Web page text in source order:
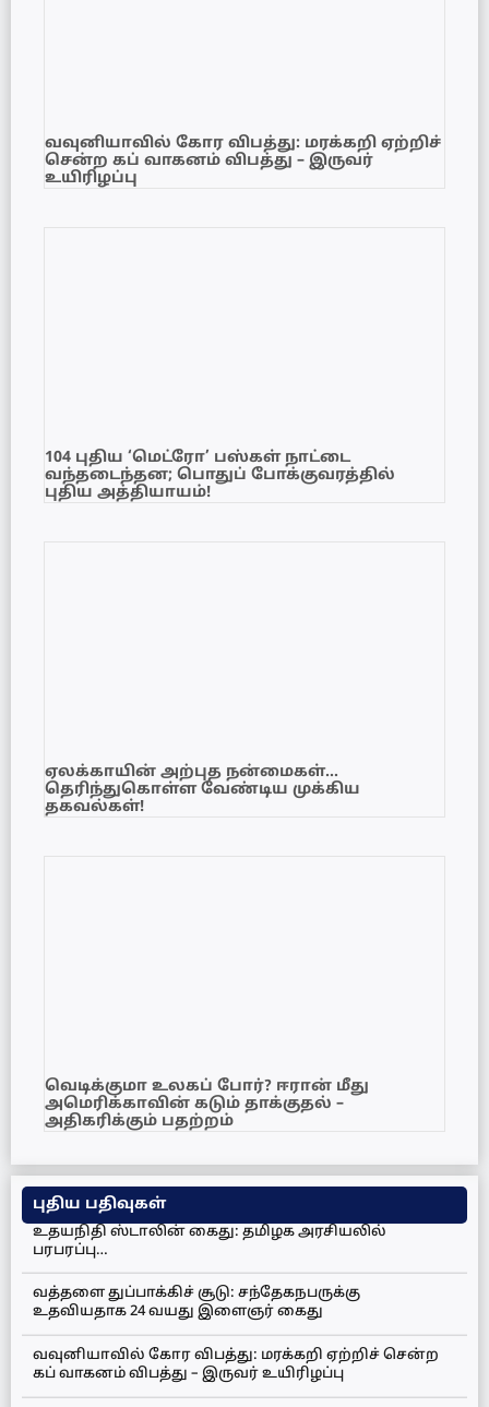
வவுனியாவில் கோர விபத்து: மரக்கறி ஏற்றிச்
சென்ற கப் வாகனம் விபத்து – இருவர்
உயிரிழப்பு
104 புதிய ‘மெட்ரோ’ பஸ்கள் நாட்டை
வந்தடைந்தன; பொதுப் போக்குவரத்தில்
புதிய அத்தியாயம்!
ஏலக்காயின் அற்புத நன்மைகள்…
தெரிந்துகொள்ள வேண்டிய முக்கிய
தகவல்கள்!
வெடிக்குமா உலகப் போர்? ஈரான் மீது
அமெரிக்காவின் கடும் தாக்குதல் –
அதிகரிக்கும் பதற்றம்
புதிய பதிவுகள்
உதயநிதி ஸ்டாலின் கைது: தமிழக அரசியலில்
பரபரப்பு…
வத்தளை துப்பாக்கிச் சூடு: சந்தேகநபருக்கு
உதவியதாக 24 வயது இளைஞர் கைது
வவுனியாவில் கோர விபத்து: மரக்கறி ஏற்றிச் சென்ற
கப் வாகனம் விபத்து – இருவர் உயிரிழப்பு